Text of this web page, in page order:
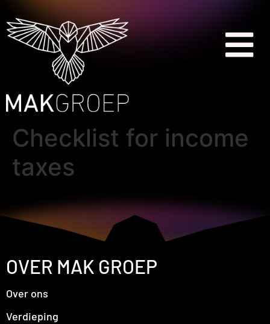
Checklist for income
taxes
OVER MAK GROEP
Over ons
Verdieping